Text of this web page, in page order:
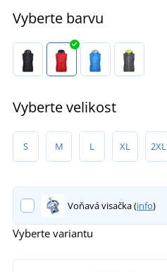
Vyberte barvu
Vyberte velikost
S M L XL 2XL
Voňavá visačka (info)
Vyberte variantu